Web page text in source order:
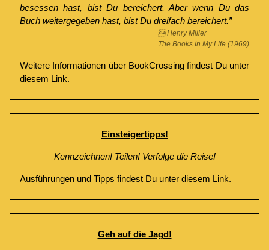
besessen hast, bist Du bereichert. Aber wenn Du das
Buch weitergegeben hast, bist Du dreifach bereichert.”
 Henry Miller
The Books In My Life (1969)
Weitere Informationen über BookCrossing findest Du unter
diesem Link.
Einsteigertipps!
Kennzeichnen! Teilen! Verfolge die Reise!
Ausführungen und Tipps findest Du unter diesem Link.
Geh auf die Jagd!